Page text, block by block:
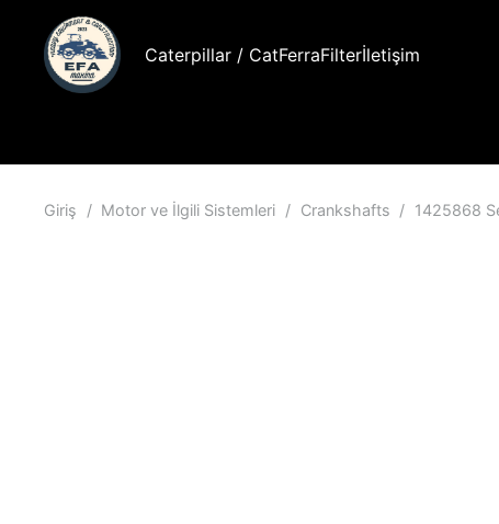
Caterpillar / CatFerraFilterİletişim
Giriş / Motor ve İlgili Sistemleri / Crankshafts / 1425868